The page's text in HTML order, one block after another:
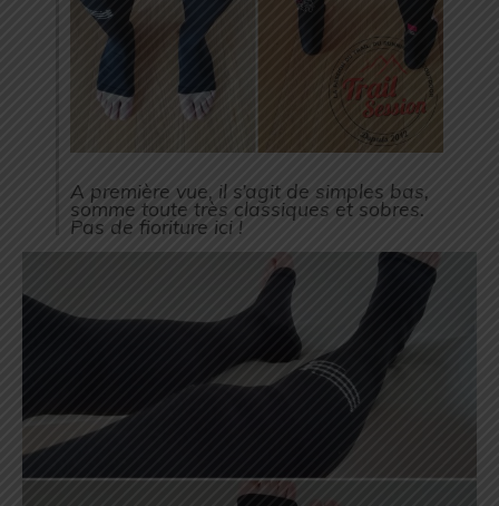
A première vue, il s’agit de simples bas,
somme toute très classiques et sobres.
Pas de fioriture ici !